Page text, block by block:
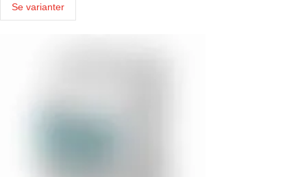
Se varianter